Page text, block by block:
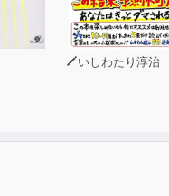
いしわたり淳治